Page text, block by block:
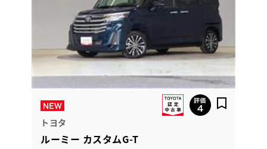
トヨタ
ルーミー カスタムG-T